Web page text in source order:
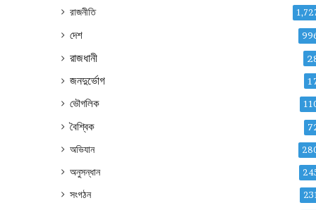
রাজনীতি
দেশ
রাজধানী
জনদুর্ভোগ
ভৌগলিক
বৈশ্বিক
অভিযান
অনুসন্ধান
সংগঠন